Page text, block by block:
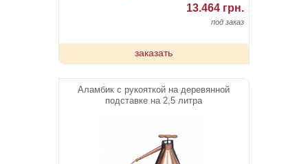
13.464 грн.
под заказ
заказать
Аламбик с рукояткой на деревянной
подставке на 2,5 литра